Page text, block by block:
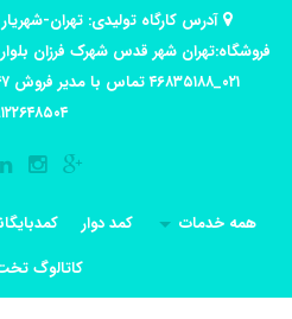
همه خدمات کمد دوار
کاتالوگ